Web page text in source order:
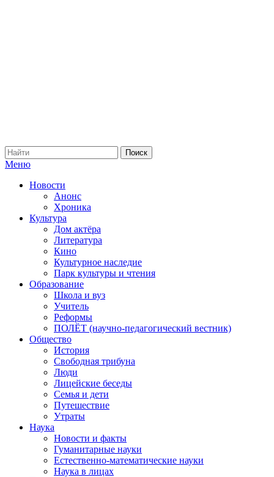
Меню
Новости
Анонс
Хроника
Культура
Дом актёра
Литература
Кино
Культурное наследие
Парк культуры и чтения
Образование
Школа и вуз
Учитель
Реформы
ПОЛЁТ (научно-педагогический вестник)
Общество
История
Свободная трибуна
Люди
Лицейские беседы
Семья и дети
Путешествие
Утраты
Наука
Новости и факты
Гуманитарные науки
Естественно-математические науки
Наука в лицах